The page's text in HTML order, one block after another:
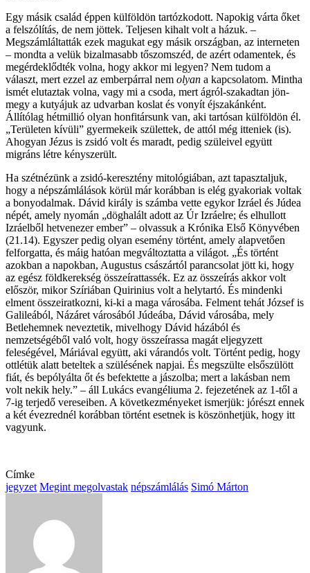
Egy másik család éppen külföldön tartózkodott. Napokig várta őket
a felszólítás, de nem jöttek. Teljesen kihalt volt a házuk. –
Megszámláltatták ezek magukat egy másik országban, az interneten
– mondta a velük bizalmasabb tőszomszéd, de azért odamentek, és
megérdeklődték volna, hogy akkor mi legyen? Nem tudom a
választ, mert ezzel az emberpárral nem olyan a kapcsolatom. Mintha
ismét elutaztak volna, vagy mi a csoda, mert ágról-szakadtan jön-
megy a kutyájuk az udvarban koslat és vonyít éjszakánként.
Állítólag hétmillió olyan honfitársunk van, aki tartósan külföldön él.
„Területen kívüli” gyermekeik születtek, de attól még itteniek (is).
Ahogyan Jézus is zsidó volt és maradt, pedig szüleivel együtt
migráns létre kényszerült.
Ha szétnézünk a zsidó-keresztény mitológiában, azt tapasztaljuk,
hogy a népszámlálások körül már korábban is elég gyakoriak voltak
a bonyodalmak. Dávid király is számba vette egykor Izráel és Júdea
népét, amely nyomán „döghalált adott az Úr Izráelre; és elhullott
Izráelből hetvenezer ember” – olvassuk a Krónika Első Könyvében
(21.14). Egyszer pedig olyan esemény történt, amely alapvetően
felforgatta, és máig hatóan megváltoztatta a világot. „És történt
azokban a napokban, Augustus császártól parancsolat jött ki, hogy
az egész földkerekség összeírattassék. Ez az összeírás akkor volt
először, mikor Szíriában Quirinius volt a helytartó. És mindenki
elment összeiratkozni, ki-ki a maga városába. Felment tehát József is
Galileából, Názáret városából Júdeába, Dávid városába, mely
Betlehemnek neveztetik, mivelhogy Dávid házából és
nemzetségéből való volt, hogy összeírassa magát eljegyzett
feleségével, Máriával együtt, aki várandós volt. Történt pedig, hogy
ottlétük alatt beteltek a szülésének napjai. És megszülte elsőszülött
fiát, és bepólyálta őt és befektette a jászolba; mert a lakásban nem
volt nekik hely.” – áll Lukács evangéliuma 2. fejezetének az 1-től a
7-ig terjedő vereseiben. A következményeket ismerjük: jórészt ennek
a két évezrednél korábban történt esetnek is köszönhetjük, hogy itt
vagyunk.
Címke
jegyzet Megint megolvastak népszámlálás Simó Márton